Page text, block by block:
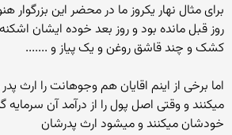
برای مثال نهار یکروز ما در محضر این بزرگوار
روز قبل مانده بود و روز بعد خوده ایشان
کشک و چند قاشق روغن و یک پیاز و .......
اما برخی از اینم اقایان هم وجوهانت را ارث
میکنند و وقتی اصل پول را از درآمد آن سرمایه
خودشان میکنند و میشود ارث پدرشان